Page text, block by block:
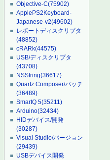
Objective-C(75902)
ApplePS2Keyboard-
Japanese-v2(49602)
レポートディスクリプタ
(48852)
cRARk(44575)
USB/ディスクリプタ
(43708)
NSString(36617)
Quartz Composer/パッチ
(36489)
SmartQ 5(35211)
Arduino(32434)
HIDデバイス/開発
(30287)
Visual Studio/バージョン
(29439)
USBデバイス開発